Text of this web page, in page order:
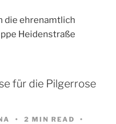
die ehrenamtlich
Heidenstraße
für die Pilgerrose
2 MIN READ